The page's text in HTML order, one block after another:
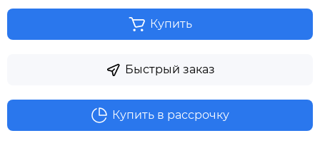
Купить
Быстрый заказ
Купить в рассрочку